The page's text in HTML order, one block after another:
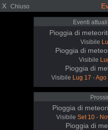
X Chiuso
Eventi
Pioggia di
Visibile
Pioggia di
Visibile
Pioggia di
Visibile Lug 17 - Ago
Pioggia di
Visibile Set 10 -
Pioggia di